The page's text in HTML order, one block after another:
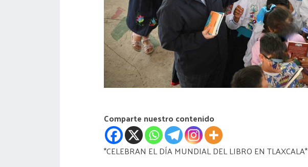
Comparte nuestro contenido
*CELEBRAN EL DÍA MUNDIAL DEL LIBRO EN TLAXCALA*